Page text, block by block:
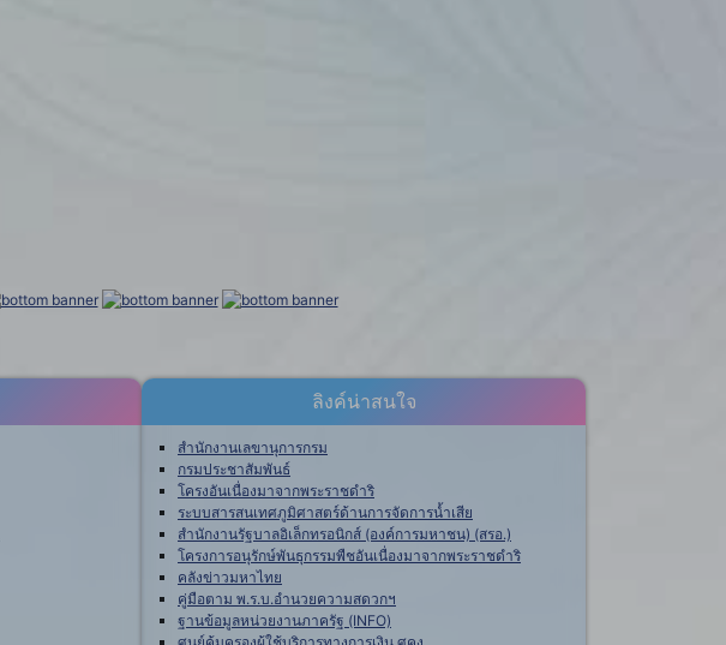
ลิงค์น่าสนใจ
สำนักงานเลขานุการกรม
กรมประชาสัมพันธ์
โครงอันเนื่องมาจากพระราชดำริ
ระบบสารสนเทศภูมิศาสตร์ด้านการจัดการน้ำเสีย
สำนักงานรัฐบาลอิเล็กทรอนิกส์ (องค์การมหาชน) (สรอ.)
โครงการอนุรักษ์พันธุกรรมพืชอันเนื่องมาจากพระราชดำริ
คลังข่าวมหาไทย
คู่มือตาม พ.ร.บ.อำนวยความสดวกฯ
ฐานข้อมูลหน่วยงานภาครัฐ (INFO)
ศูนย์คุ้มครองผู้ใช้บริการทางการเงิน ศคง.